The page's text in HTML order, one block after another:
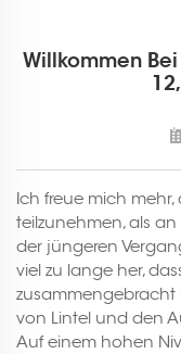
Willkommen Bei
Ich freue mich mehr,
teilzunehmen, als
der jüngeren
viel zu lange her,
zusammengebracht
von Lintel und den
Auf einem hohen